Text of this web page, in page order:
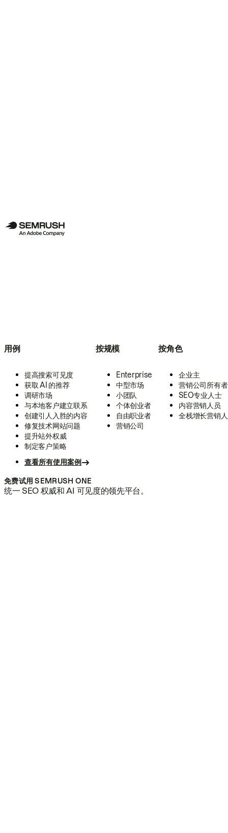
用例
提高搜索可见度
获取 AI 的推荐
调研市场
与本地客户建立联系
创建引人入胜的内容
修复技术网站问题
提升站外权威
制定客户策略
查看所有使用案例
按规模
Enterprise
中型市场
小团队
个体创业者
自由职业者
营销公司
按角色
企业主
营销公司所有者
SEO专业人士
内容营销人员
全栈增长营销
免费试用 SEMRUSH ONE
统一 SEO 权威和 AI 可见度的领先平台。